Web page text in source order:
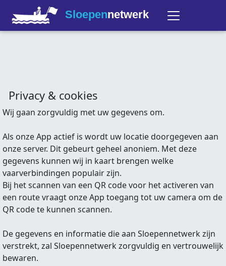
Sloepennetwerk
Privacy & cookies
Wij gaan zorgvuldig met uw gegevens om.
Als onze App actief is wordt uw locatie doorgegeven aan
onze server. Dit gebeurt geheel anoniem. Met deze
gegevens kunnen wij in kaart brengen welke
vaarverbindingen populair zijn.
Bij het scannen van een QR code voor het activeren van
een route vraagt onze App toegang tot uw camera om de
QR code te kunnen scannen.
De gegevens en informatie die aan Sloepennetwerk zijn
verstrekt, zal Sloepennetwerk zorgvuldig en vertrouwelijk
bewaren.